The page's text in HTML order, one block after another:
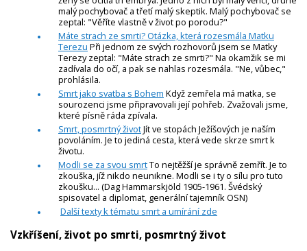
malý pochybovač a třetí malý skeptik. Malý pochybovač se
zeptal: "Věříte vlastně v život po porodu?"
Máte strach ze smrti? Otázka, která rozesmála Matku
Terezu Při jednom ze svých rozhovorů jsem se Matky
Terezy zeptal: "Máte strach ze smrti?" Na okamžik se mi
zadívala do očí, a pak se nahlas rozesmála. "Ne, vůbec,"
prohlásila.
Smrt jako svatba s Bohem Když zemřela má matka, se
sourozenci jsme připravovali její pohřeb. Zvažovali jsme,
které písně ráda zpívala.
Smrt, posmrtný životJít ve stopách Ježíšových je naším
povoláním. Je to jediná cesta, která vede skrze smrt k
životu.
Modli se za svou smrtTo nejtěžší je správně zemřít. Je to
zkouška, jíž nikdo neunikne. Modli se i ty o sílu pro tuto
zkoušku... (Dag Hammarskjöld 1905-1961. Švédský
spisovatel a diplomat, generální tajemník OSN)
Další texty k tématu smrt a umírání zde
Vzkříšení, život po smrti, posmrtný život